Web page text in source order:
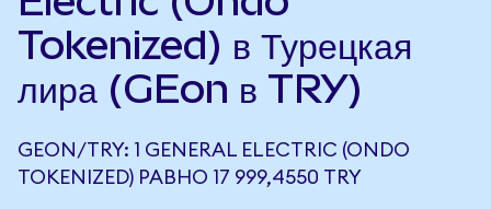
Tokenized) в Турецкая
лира (GEon в TRY)
GEON/TRY: 1 GENERAL ELECTRIC (ONDO
TOKENIZED) РАВНО 17 999,4550 TRY